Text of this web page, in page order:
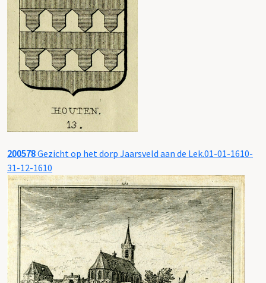
200578Gezicht op het dorp Jaarsveld aan de Lek.01-01-1610-
31-12-1610